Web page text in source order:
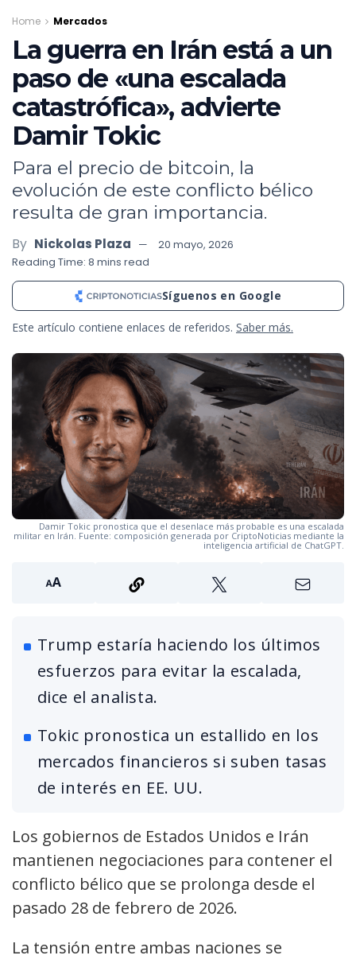
Home Mercados
La guerra en Irán está a un
paso de «una escalada
catastrófica», advierte
Damir Tokic
Para el precio de bitcoin, la
evolución de este conflicto bélico
resulta de gran importancia.
By Nickolas Plaza
20 mayo, 2026
Reading Time: 8 mins read
Síguenos en Google
Este artículo contiene enlaces de referidos. Saber más.
Damir Tokic pronostica que el desenlace más probable es una escalada
militar en Irán. Fuente: composición generada por CriptoNoticias mediante la
inteligencia artificial de ChatGPT.
Trump estaría haciendo los últimos
esfuerzos para evitar la escalada,
dice el analista.
Tokic pronostica un estallido en los
mercados financieros si suben tasas
de interés en EE. UU.
Los gobiernos de Estados Unidos e Irán
mantienen negociaciones para contener el
conflicto bélico que se prolonga desde el
pasado 28 de febrero de 2026.
La tensión entre ambas naciones se